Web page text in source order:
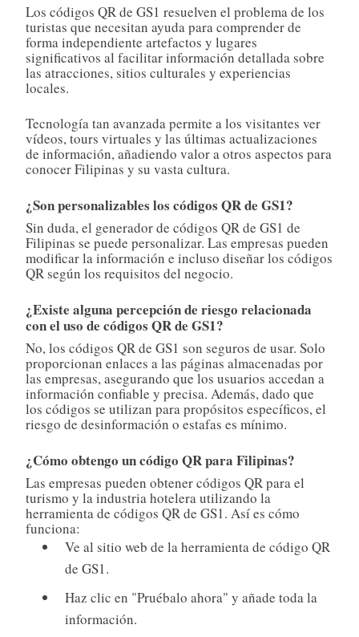
Los códigos QR de GS1 resuelven el problema de los
turistas que necesitan ayuda para comprender de
forma independiente artefactos y lugares
significativos al facilitar información detallada sobre
las atracciones, sitios culturales y experiencias
locales.
Tecnología tan avanzada permite a los visitantes ver
vídeos, tours virtuales y las últimas actualizaciones
de información, añadiendo valor a otros aspectos para
conocer Filipinas y su vasta cultura.
¿Son personalizables los códigos QR de GS1?
Sin duda, el generador de códigos QR de GS1 de
Filipinas se puede personalizar. Las empresas pueden
modificar la información e incluso diseñar los códigos
QR según los requisitos del negocio.
¿Existe alguna percepción de riesgo relacionada
con el uso de códigos QR de GS1?
No, los códigos QR de GS1 son seguros de usar. Solo
proporcionan enlaces a las páginas almacenadas por
las empresas, asegurando que los usuarios accedan a
información confiable y precisa. Además, dado que
los códigos se utilizan para propósitos específicos, el
riesgo de desinformación o estafas es mínimo.
¿Cómo obtengo un código QR para Filipinas?
Las empresas pueden obtener códigos QR para el
turismo y la industria hotelera utilizando la
herramienta de códigos QR de GS1. Así es cómo
funciona:
Ve al sitio web de la herramienta de código QR
de GS1.
Haz clic en "Pruébalo ahora" y añade toda la
información.